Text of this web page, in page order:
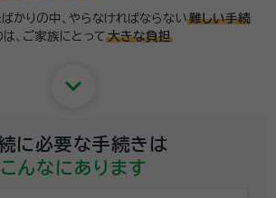
かりの中、やらなければならない 難しい手続
、 ご家族にとって 大きな負担
keyboard_arrow_down
に必要な手続きは
こんなにあります